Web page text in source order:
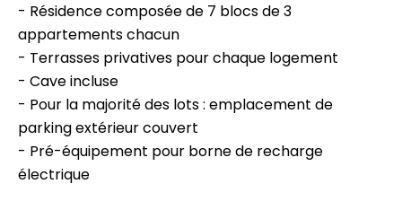
- Résidence composée de 7 blocs de 3
appartements chacun
- Terrasses privatives pour chaque logement
- Cave incluse
- Pour la majorité des lots : emplacement de
parking extérieur couvert
- Pré-équipement pour borne de recharge
électrique